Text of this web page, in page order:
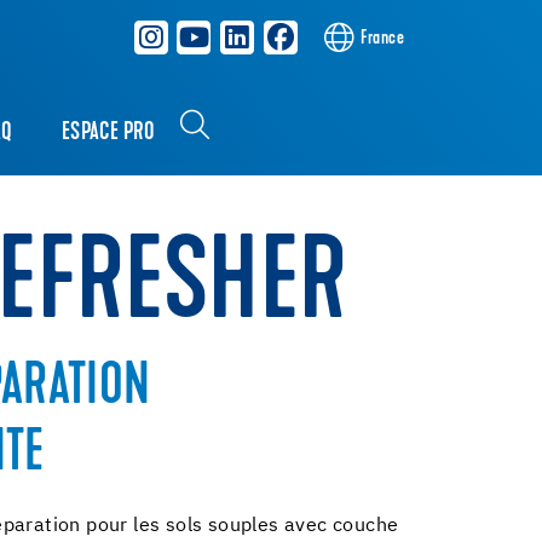
France
ESPACE PRO
pour les sols souples avec couche